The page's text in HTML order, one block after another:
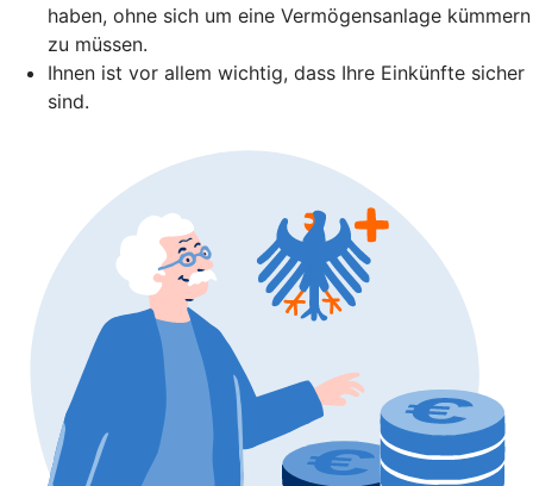
haben, ohne sich um eine Vermögensanlage kümmern
zu müssen.
Ihnen ist vor allem wichtig, dass Ihre Einkünfte sicher
sind.